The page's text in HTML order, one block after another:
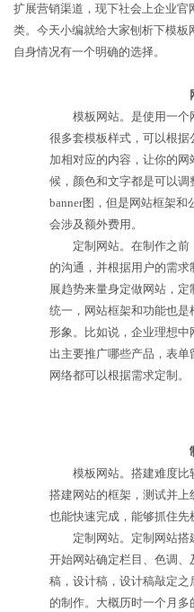
扩展营销渠道，现下社会上企业
类。今天小编就给大家刨析下模
自身情况有一个明确的选择。
模板网站。是使用一
很多套模板样式，可以根
加相对应的内容，让你的
候，颜色和文字都是可以
banner图，但是网站框架
会涉及额外费用。
定制网站。在制作之
的沟通，并根据用户的需
展趋势来量身定做网站，
统一，网站框架和功能也
形象。比如说，企业理想
出 主要推广哪些产品，表
网络都可以根据需求定制。
模板网站。搭建难度比
搭建网站的框架，测试并上
也能快速完成，能够抓住先
定制网站。定制网站
开始网站确定栏目、色调
稿，设计稿，设计稿敲定
的制作。大概历时一个月